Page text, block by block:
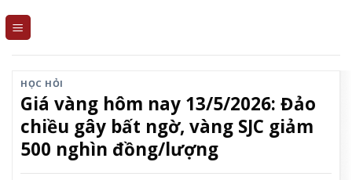
HỌC HỎI
Giá vàng hôm nay 13/5/2026: Đảo
chiều gây bất ngờ, vàng SJC giảm
500 nghìn đồng/lượng